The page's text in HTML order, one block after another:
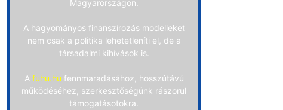
Magyarországon.
A hagyományos finanszírozás modelleket
nem csak a politika lehetetleníti el, de a
társadalmi kihívások is.
A fuhu.hu fennmaradásához, hosszútávú
működéséhez, szerkesztőségünk rászorul
támogatásotokra.